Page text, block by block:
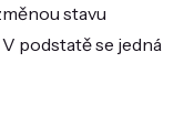
stavu
podstatě se jedná